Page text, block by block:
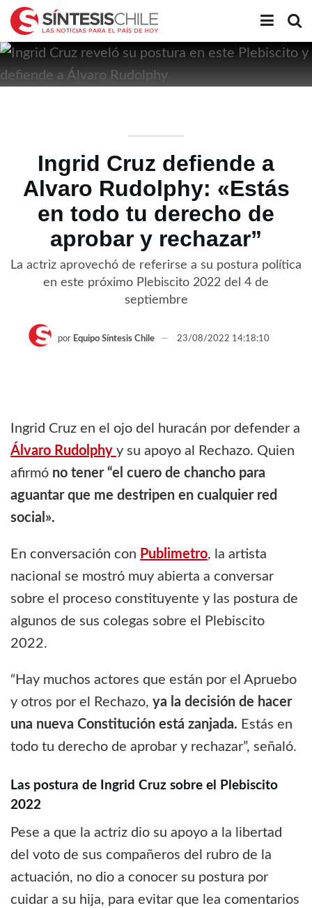
Ingrid Cruz defiende a
Alvaro Rudolphy: «Estás
en todo tu derecho de
aprobar y rechazar”
La actriz aprovechó de referirse a su postura política
en este próximo Plebiscito 2022 del 4 de
septiembre
por Equipo Síntesis Chile 23/08/2022 14:18:10
Ingrid Cruz en el ojo del huracán por defender a
Álvaro Rudolphy y su apoyo al Rechazo. Quien
afirmó no tener “el cuero de chancho para
aguantar que me destripen en cualquier red
social».
En conversación con Publimetro, la artista
nacional se mostró muy abierta a conversar
sobre el proceso constituyente y las postura de
algunos de sus colegas sobre el Plebiscito
2022.
“Hay muchos actores que están por el Apruebo
y otros por el Rechazo, ya la decisión de hacer
una nueva Constitución está zanjada. Estás en
todo tu derecho de aprobar y rechazar”, señaló.
Las postura de Ingrid Cruz sobre el Plebiscito
2022
Pese a que la actriz dio su apoyo a la libertad
del voto de sus compañeros del rubro de la
actuación, no dio a conocer su postura por
cuidar a su hija, para evitar que lea comentarios